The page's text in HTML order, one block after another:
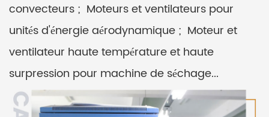
convecteurs ; Moteurs et ventilateurs pour
unités d'énergie aérodynamique ; Moteur et
ventilateur haute température et haute
surpression pour machine de séchage...